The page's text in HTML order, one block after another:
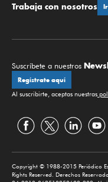
Trabaja con nosotros
Suscríbete a nuestros
Regístrate aquí
Al suscribirte, aceptas nuestras
Copyright © 1988-2015 Periódico
Rights Reserved. Derechos